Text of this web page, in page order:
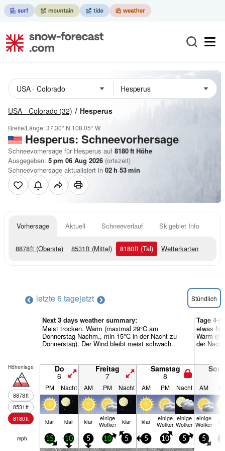
USA - Colorado (32) Hesperus
Breite/Länge:37.30° N 108.05° W
Hesperus: Schneevorhersage
Schneevorhersage für Hesperus auf 8180ft Höhe
Ausgegeben: 5 pm 06 Aug 2026 (ortszeit)
Schneevorhersage aktualisiert in 02h 53min
Vorhersage Aktuell Schneeverlauf Skigebiet Info
8878ft (Oberste) 8531ft (Mittel) 8180ft (Tal) Wetterkarten
letzte 6 tagejetzt Stündlich
Next 3 days weather summary:
Meist trocken. Warm (maximal 29°C am
Donnerstag Nachm., min 15°C in der Nacht zu
Donnerstag). Der Wind bleibt meist schwach..
Tage 4-
etwas
Warm
der
Höhenlage
8878ft
8531ft
8180ft
Do
6
Freitag
7
Samstag
8
PM Nacht AM PM Nacht AM PM Nacht AM
klar klar klar einige
Wolken klar klar einige
Wolken
einige
Wolken
einige
Wolken
mph 15 10 5 10 5 5 10 5 5